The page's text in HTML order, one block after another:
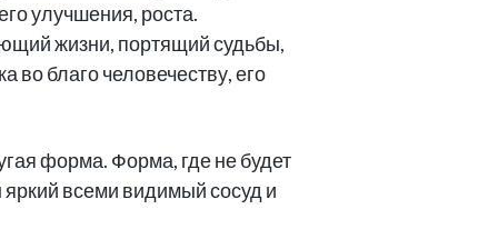
улучшения, роста.
жизни, портящий судьбы,
во благо человечеству, его
форма. Форма, где не будет
всеми видимый сосуд и